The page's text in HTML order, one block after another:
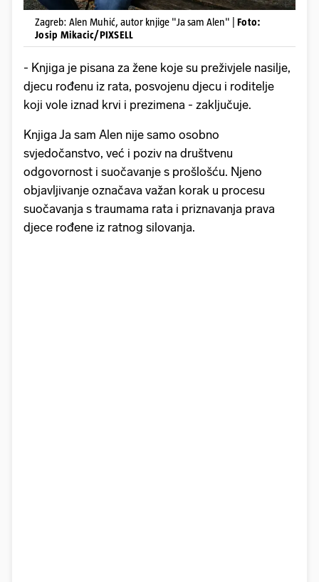
Zagreb: Alen Muhić, autor knjige "Ja sam Alen" | Foto:
Josip Mikacic/PIXSELL
- Knjiga je pisana za žene koje su preživjele nasilje,
djecu rođenu iz rata, posvojenu djecu i roditelje
koji vole iznad krvi i prezimena - zaključuje.
Knjiga Ja sam Alen nije samo osobno
svjedočanstvo, već i poziv na društvenu
odgovornost i suočavanje s prošlošću. Njeno
objavljivanje označava važan korak u procesu
suočavanja s traumama rata i priznavanja prava
djece rođene iz ratnog silovanja.